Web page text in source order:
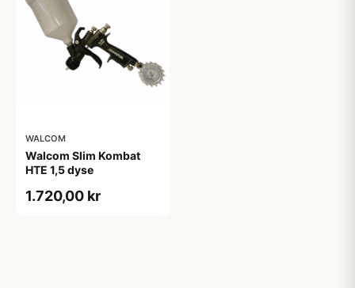
WALCOM
Walcom Slim Kombat
HTE 1,5 dyse
1.720,00 kr